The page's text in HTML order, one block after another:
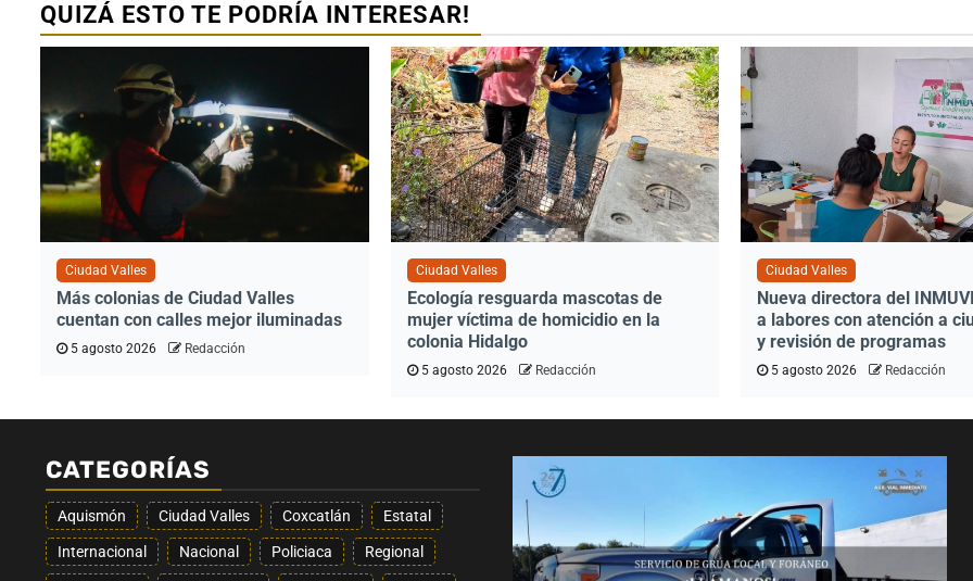
QUIZÁ ESTO TE PODRÍA INTERESAR!
Ciudad Valles
Más colonias de Ciudad Valles
cuentan con calles mejor iluminadas
5 agosto 2026 Redacción
Ciudad Valles
Ecología resguarda mascotas de
mujer víctima de homicidio en la
colonia Hidalgo
5 agosto 2026 Redacción
Ciudad Valles
Nueva directora del
a labores con atención a
y revisión de programas
5 agosto 2026 Redacción
CATEGORÍAS
Aquismón Ciudad Valles Coxcatlán Estatal
Internacional Nacional Policiaca Regional